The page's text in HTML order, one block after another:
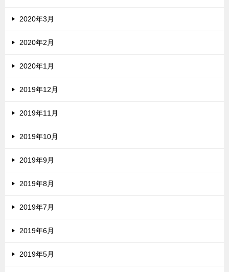
2020年3月
2020年2月
2020年1月
2019年12月
2019年11月
2019年10月
2019年9月
2019年8月
2019年7月
2019年6月
2019年5月